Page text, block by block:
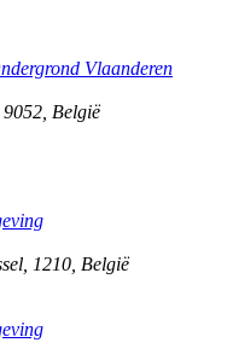
Vlaanderen
9052 België
1210 België